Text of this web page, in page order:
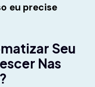
eu precise
Seu
Nas